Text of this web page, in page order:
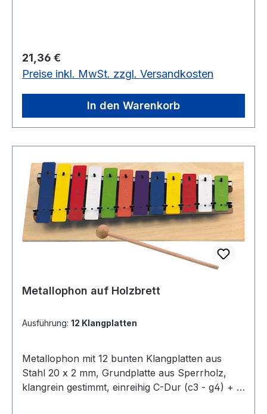
Regulärer Preis:
21,36 €
Preise inkl. MwSt. zzgl. Versandkosten
In den Warenkorb
Metallophon auf Holzbrett
Ausführung: 12 Klangplatten
Metallophon mit 12 bunten Klangplatten aus
Stahl 20 x 2 mm, Grundplatte aus Sperrholz,
klangrein gestimmt, einreihig C-Dur (c3 - g4) + 1